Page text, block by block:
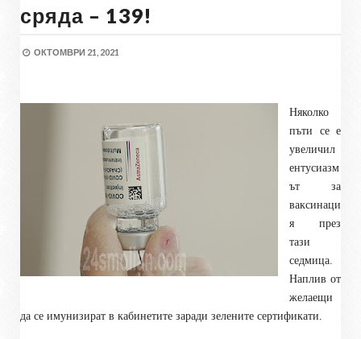
сряда – 139!
ОКТОМВРИ 21, 2021
Няколко
пъти се е
увеличил
ентусиазм
ът за
ваксинаци
я през
тази
седмица.
Наплив от
желаещи
да се имунизират в кабинетите заради зелените сертификати.